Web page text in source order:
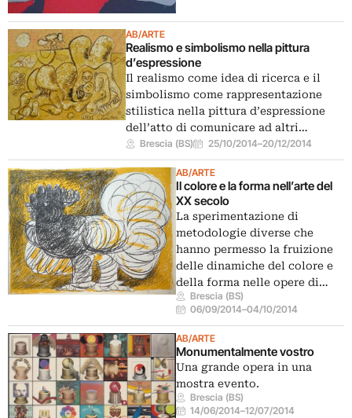
AB/ARTE
Realismo e simbolismo nella pittura
d’espressione
Il realismo come idea di ricerca e il
simbolismo come rappresentazione
stilistica nella pittura d’espressione
dell’atto di comunicare ad altri…
Brescia (BS) 25/10/2014–20/12/2014
AB/ARTE
Il colore e la forma nell’arte del
XX secolo
La sperimentazione di
metodologie diverse che
hanno permesso la fruizione
delle dinamiche del colore e
della forma nelle opere di…
Brescia (BS)
06/09/2014–04/10/2014
AB/ARTE
Monumentalmente vostro
Una grande opera in una
mostra evento.
Brescia (BS)
14/06/2014–12/07/2014